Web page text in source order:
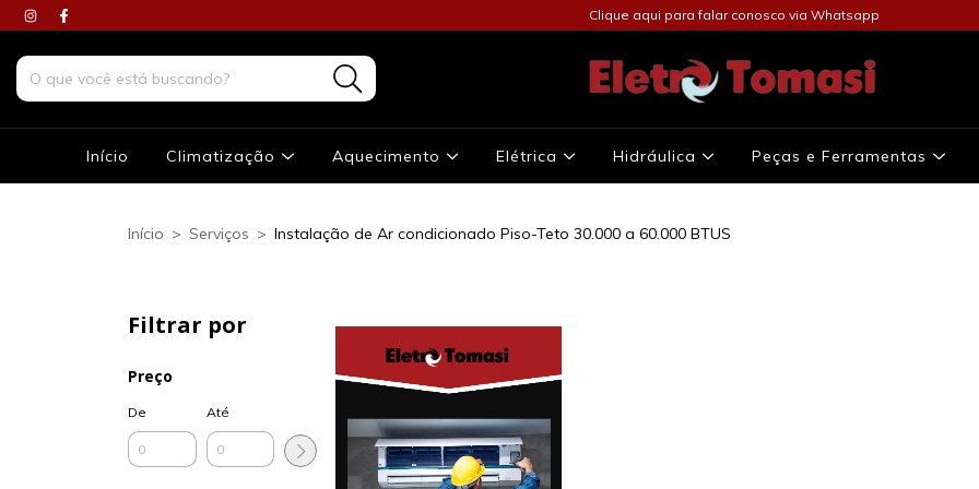
Clique aqui para falar conosco via Whatsapp
Início Climatização Aquecimento Elétrica Hidráulica Peças e Ferramentas
Início > Serviços > Instalação de Ar condicionado Piso-Teto 30.000 a 60.000 BTUS
Filtrar por
Preço
De Até